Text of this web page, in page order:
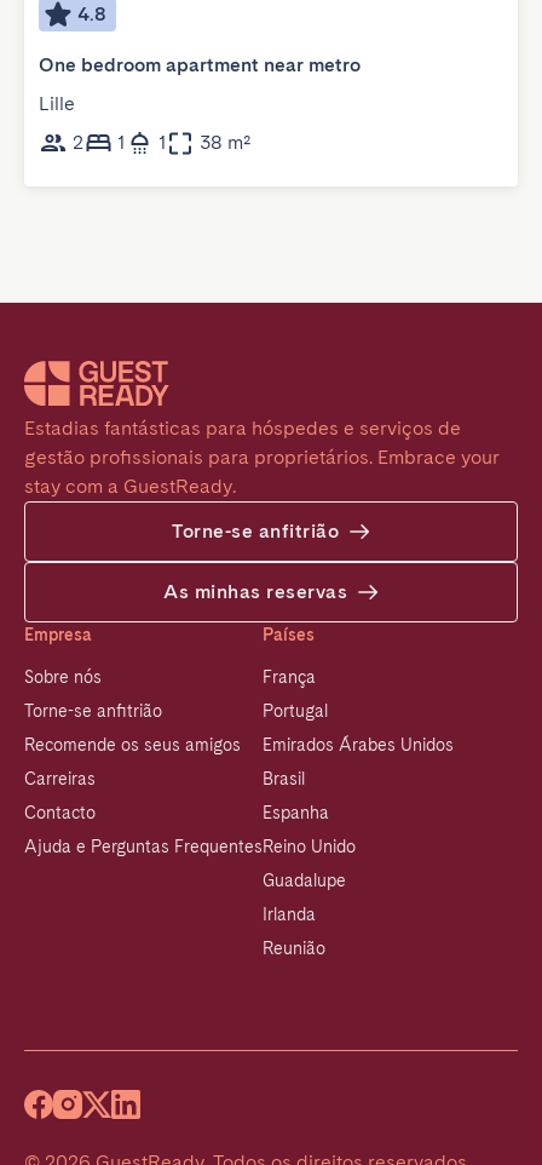
4.8
One bedroom apartment near metro
Lille
2
1 1 38 m²
Estadias fantásticas para hóspedes e serviços de
gestão profissionais para proprietários. Embrace your
stay com a GuestReady.
Torne-se anfitrião
As minhas reservas
Empresa
Sobre nós
Torne-se anfitrião
Recomende os seus amigos
Carreiras
Contacto
Ajuda e Perguntas Frequentes
Países
França
Portugal
Emirados Árabes Unidos
Brasil
Espanha
Reino Unido
Guadalupe
Irlanda
Reunião